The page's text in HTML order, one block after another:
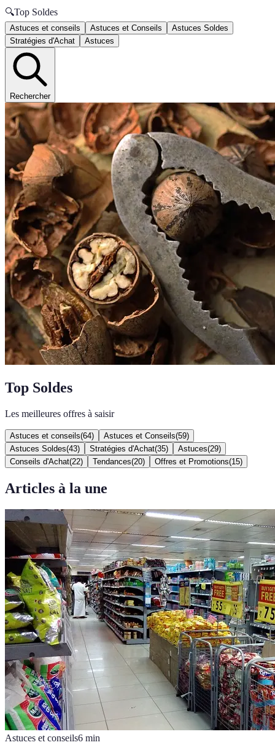
🔍Top Soldes
Astuces et conseils Astuces et Conseils
Astuces Soldes
Stratégies d'Achat
Astuces
Rechercher
Top Soldes
Les meilleures offres à saisir
Astuces et conseils(64) Astuces et Conseils(59)
Astuces Soldes(43) Stratégies d'Achat(35) Astuces(29)
Conseils d'Achat(22) Tendances(20) Offres et Promotions(15)
Articles à la une
Astuces et conseils6 min